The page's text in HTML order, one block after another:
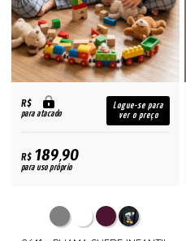
R$
para atacado
Logue-se para
ver o preço
R$189,90
para uso próprio